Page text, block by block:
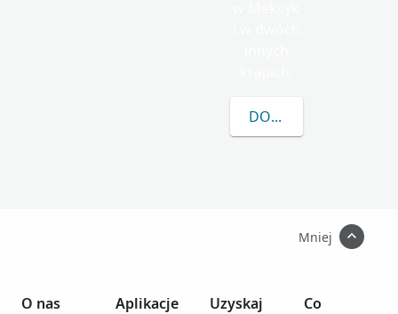
DOWIEDZ SIĘ
Mniej
O nas
Aplikacje
Uzyskaj
Co